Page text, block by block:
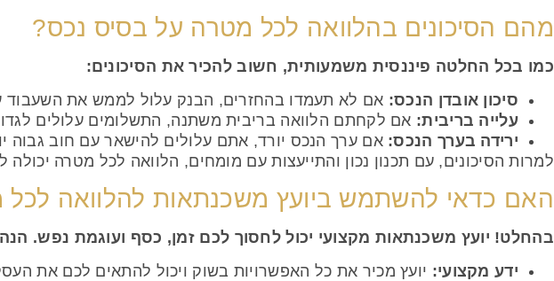
מהם הסיכונים בהלוואה לכל מטרה על בסיס נכס?
כמו בכל החלטה פיננסית משמעותית, חשוב להכיר את הסיכונים:
סיכון אובדן הנכס: אם לא תעמדו בהחזרים, הבנק עלול לממש את השעבוד
עלייה בריבית: אם לקחתם הלוואה בריבית משתנה, התשלומים עלולים
ירידה בערך הנכס: אם ערך הנכס יורד, אתם עלולים להישאר עם חוב גבוה
למרות הסיכונים, עם תכנון נכון והתייעצות עם מומחים, הלוואה לכל מטרה יכולה
האם כדאי להשתמש ביועץ משכנתאות להלוואה
בהחלט! יועץ משכנתאות מקצועי יכול לחסוך לכם זמן, כסף ועוגמת נפש.
ידע מקצועי: יועץ מכיר את כל האפשרויות בשוק ויכול להתאים לכם את